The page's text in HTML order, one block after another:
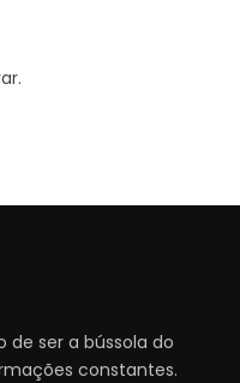
de ser a bússola do
constantes.